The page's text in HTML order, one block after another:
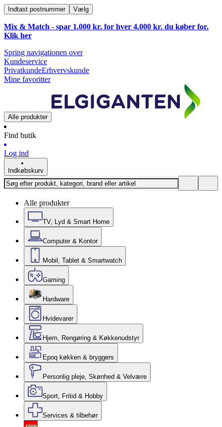
Indtast postnummer Vælg
Mix & Match - spar 1.000 kr. for hver 4.000 kr. du køber for.
Klik her
Spring navigationen over
Kundeservice
PrivatkundeErhvervskunde
Mine favoritter
Alle produkter
Find butik
Log ind
Indkøbskurv
Alle produkter
TV, Lyd & Smart Home
Computer & Kontor
Mobil, Tablet & Smartwatch
Gaming
Hardware
Hvidevarer
Hjem, Rengøring & Køkkenudstyr
Epoq køkken & bryggers
Personlig pleje, Skønhed & Velvære
Sport, Fritid & Hobby
Services & tilbehør